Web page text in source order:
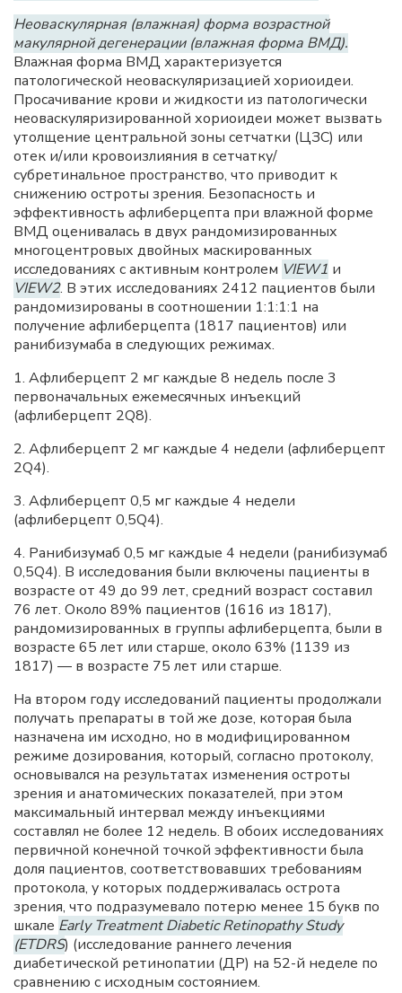
Неоваскулярная (влажная) форма возрастной
макулярной дегенерации (влажная форма ВМД).
Влажная форма ВМД характеризуется
патологической неоваскуляризацией хориоидеи.
Просачивание крови и жидкости из патологически
неоваскуляризированной хориоидеи может вызвать
утолщение центральной зоны сетчатки (ЦЗС) или
отек и/или кровоизлияния в сетчатку/
субретинальное пространство, что приводит к
снижению остроты зрения. Безопасность и
эффективность афлиберцепта при влажной форме
ВМД оценивалась в двух рандомизированных
многоцентровых двойных маскированных
исследованиях с активным контролем VIEW1 и
VIEW2. В этих исследованиях 2412 пациентов были
рандомизированы в соотношении 1:1:1:1 на
получение афлиберцепта (1817 пациентов) или
ранибизумаба в следующих режимах.
1. Афлиберцепт 2 мг каждые 8 недель после 3
первоначальных ежемесячных инъекций
(афлиберцепт 2Q8).
2. Афлиберцепт 2 мг каждые 4 недели (афлиберцепт
2Q4).
3. Афлиберцепт 0,5 мг каждые 4 недели
(афлиберцепт 0,5Q4).
4. Ранибизумаб 0,5 мг каждые 4 недели (ранибизумаб
0,5Q4). В исследования были включены пациенты в
возрасте от 49 до 99 лет, средний возраст составил
76 лет. Около 89% пациентов (1616 из 1817),
рандомизированных в группы афлиберцепта, были в
возрасте 65 лет или старше, около 63% (1139 из
1817) — в возрасте 75 лет или старше.
На втором году исследований пациенты продолжали
получать препараты в той же дозе, которая была
назначена им исходно, но в модифицированном
режиме дозирования, который, согласно протоколу,
основывался на результатах изменения остроты
зрения и анатомических показателей, при этом
максимальный интервал между инъекциями
составлял не более 12 недель. В обоих исследованиях
первичной конечной точкой эффективности была
доля пациентов, соответствовавших требованиям
протокола, у которых поддерживалась острота
зрения, что подразумевало потерю менее 15 букв по
шкале Early Treatment Diabetic Retinopathy Study
(ETDRS) (исследование раннего лечения
диабетической ретинопатии (ДР) на 52-й неделе по
сравнению с исходным состоянием.